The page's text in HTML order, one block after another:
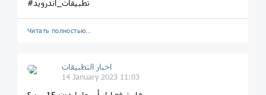
#تطبيقات_اندرويد
Читать полностью…
اخبار التطبيقات
14 January 2023 11:03